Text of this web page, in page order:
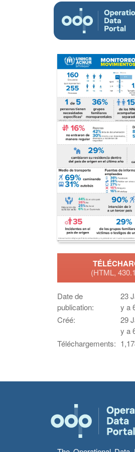
(HTML,
Date de
publication:
23
y a
Créé:
29
y a
Téléchargements: